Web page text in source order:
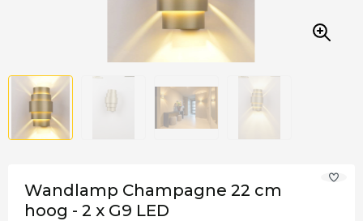
Wandlamp Champagne 22 cm
hoog - 2 x G9 LED